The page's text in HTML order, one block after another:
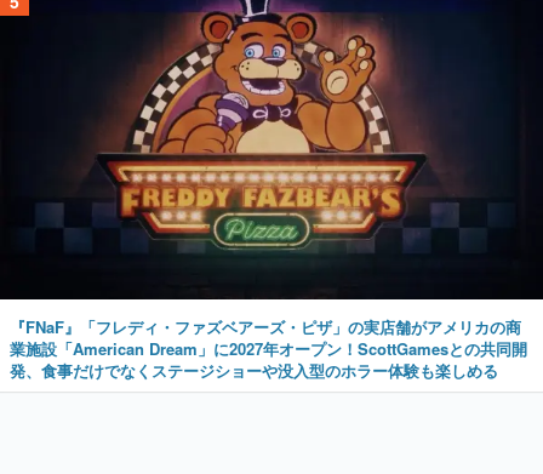
『FNaF』「フレディ・ファズベアーズ・ピザ」の実店舗がアメリカの商
業施設「American Dream」に2027年オープン！ScottGamesとの共同開
発、食事だけでなくステージショーや没入型のホラー体験も楽しめる